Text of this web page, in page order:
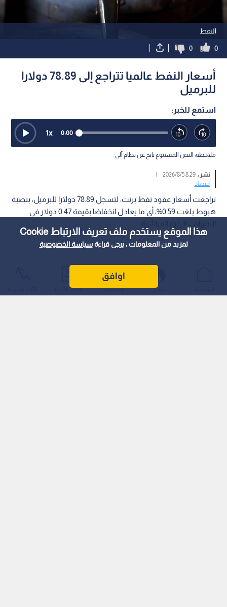
هذا الموقع يستخدم ملف تعريف الارتباط Cookie
لمزيد من المعلومات ، يرجى قراءةسياسة الخصوصية
اوافق
النفط
0
0
أسعار النفط عالميا تتراجع إلى 78.89 دولارا
للبرميل
استمع للخبر:
0:00
1x
ملاحظة: النص المسموع ناتج عن نظام آلي
نشر :8:29 2026/8/5
|
اقتصاد
تراجعت أسعار عقود نفط برنت، لتسجل 78.89 دولارا للبرميل، بنصبة
هبوط بلغت 0.59%، أي ما يعادل انخفاضا بقيمة 0.47 دولار في
عواجل المباشر أحدث الأخبار